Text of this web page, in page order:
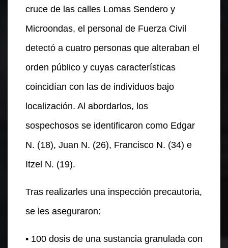
cruce de las calles Lomas Sendero y
Microondas, el personal de Fuerza Civil
detectó a cuatro personas que alteraban el
orden público y cuyas características
coincidían con las de individuos bajo
localización. Al abordarlos, los
sospechosos se identificaron como Edgar
N. (18), Juan N. (26), Francisco N. (34) e
Itzel N. (19).
Tras realizarles una inspección precautoria,
se les aseguraron:
• 100 dosis de una sustancia granulada con